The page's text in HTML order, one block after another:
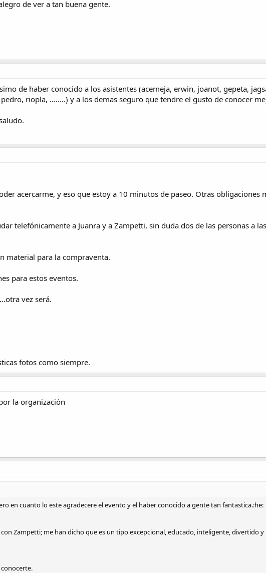
de ver a tan buena gente.
de haber conocido a los asistentes (acemeja, erwin, joanot, gepeta,
riopla, ........) y a los demas seguro que tendre el gusto de conocer
acercarme, y eso que estoy a 10 minutos de paseo. Otras obligaciones
telefónicamente a Juanra y a Zampetti, sin duda dos de las personas a
material para la compraventa.
para estos eventos.
vez será.
fotos como siempre.
la organización
en cuanto lo este agradecere el evento y el haber conocido a gente tan fantastica.:he:
Zampetti; me han dicho que es un tipo excepcional, educado, inteligente, divertido